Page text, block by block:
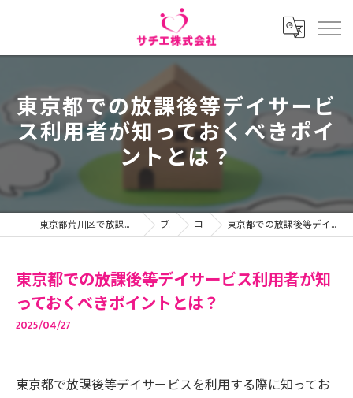
東京都での放課後等デイサービ
ス利用者が知っておくべきポイ
ントとは？
東京都荒川区で放課後等デイサービスの求人ならサチエ株式会社 ブログ コラム 東京都での放課後等デイサービス利用者が知っておくべきポイントとは？
東京都での放課後等デイサービス利用者が知
っておくべきポイントとは？
2025/04/27
東京都で放課後等デイサービスを利用する際に知ってお